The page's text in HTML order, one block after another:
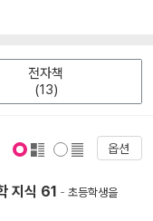
전자책
(13)
옵션
지식 61 - 초등학생을